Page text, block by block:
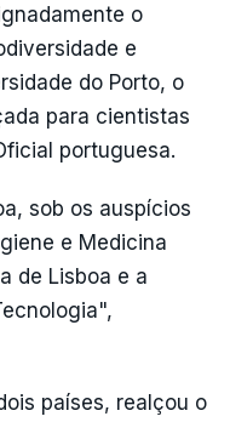
o
e
do Porto, o
para cientistas
portuguesa.
sob os auspícios
e Medicina
de Lisboa e a
países, realçou o